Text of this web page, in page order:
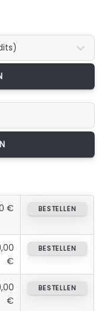
€ BESTELLEN
€
BESTELLEN
€
BESTELLEN